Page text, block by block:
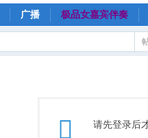
广播 极品女嘉宾伴奏
请先登录后